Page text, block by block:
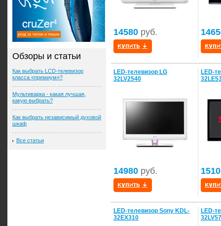
14580 руб.
LED-телевизор LG
32LV2540
14980 руб.
LED-
LED-телевизор Sony KDL-
32EX310
LED-
Обзоры и статьи
Как выбрать LCD-телевизор
класса «премиум»?
Мультиварка - какая лучшая,
какую выбрать?
Как выбрать независимый духовой
шкаф
Все статьи